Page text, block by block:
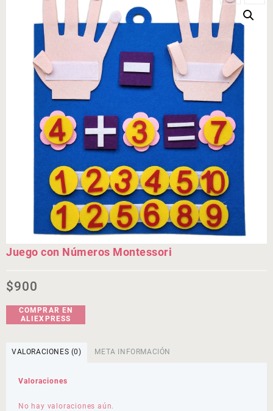
Juego con Números Montessori
$900
COMPRAR EN
ALIEXPRESS
VALORACIONES (0) META INFORMACIÓN
Valoraciones
No hay valoraciones aún.